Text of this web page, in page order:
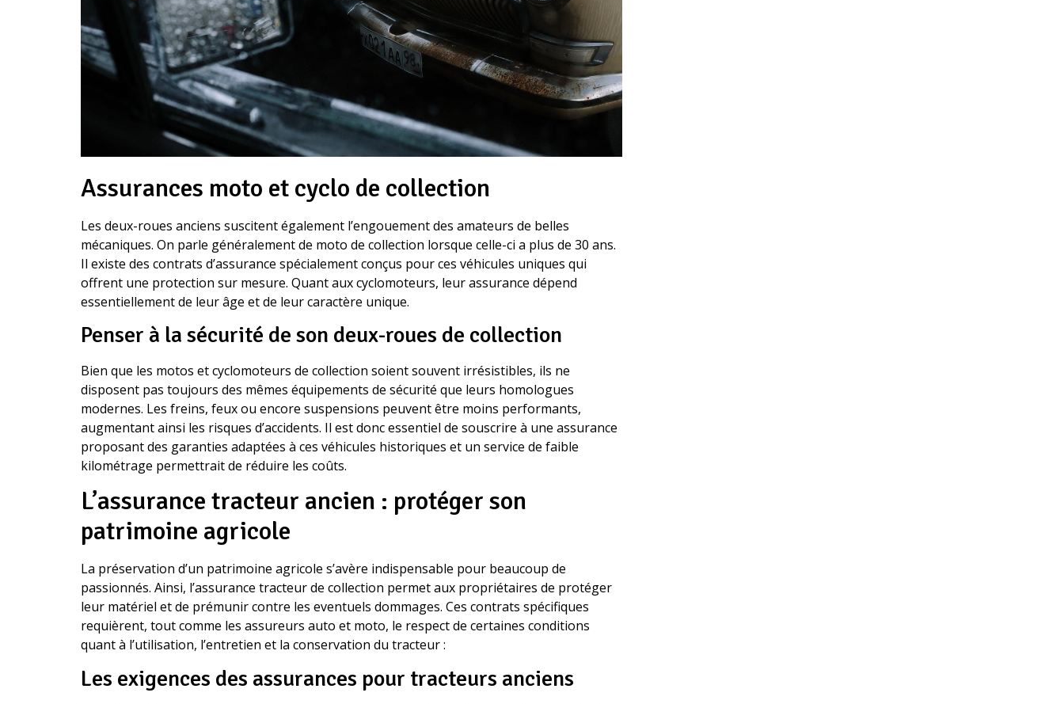
Assurances moto et cyclo de collection
Les deux-roues anciens suscitent également l’engouement des amateurs de belles
mécaniques. On parle généralement de moto de collection lorsque celle-ci a plus de 30 ans.
Il existe des contrats d’assurance spécialement conçus pour ces véhicules uniques qui
offrent une protection sur mesure. Quant aux cyclomoteurs, leur assurance dépend
essentiellement de leur âge et de leur caractère unique.
Penser à la sécurité de son deux-roues de collection
Bien que les motos et cyclomoteurs de collection soient souvent irrésistibles, ils ne
disposent pas toujours des mêmes équipements de sécurité que leurs homologues
modernes. Les freins, feux ou encore suspensions peuvent être moins performants,
augmentant ainsi les risques d’accidents. Il est donc essentiel de souscrire à une assurance
proposant des garanties adaptées à ces véhicules historiques et un service de faible
kilométrage permettrait de réduire les coûts.
L’assurance tracteur ancien : protéger son
patrimoine agricole
La préservation d’un patrimoine agricole s’avère indispensable pour beaucoup de
passionnés. Ainsi, l’assurance tracteur de collection permet aux propriétaires de protéger
leur matériel et de prémunir contre les eventuels dommages. Ces contrats spécifiques
requièrent, tout comme les assureurs auto et moto, le respect de certaines conditions
quant à l’utilisation, l’entretien et la conservation du tracteur :
Les exigences des assurances pour tracteurs anciens